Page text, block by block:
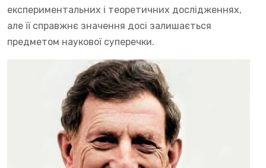
експериментальних і теоретичних дослідженнях,
але її справжнє значення досі залишається
предметом наукової суперечки.